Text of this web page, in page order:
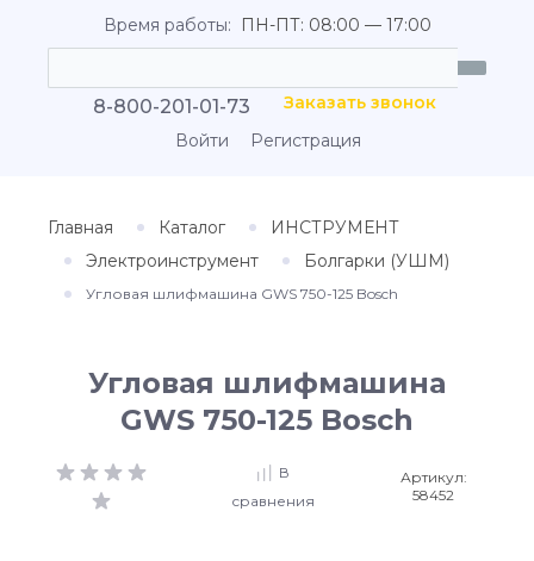
Время работы: ПН-ПТ: 08:00 — 17:00
8-800-201-01-73
Заказать звонок
Войти
Регистрация
Главная Каталог
ИНСТРУМЕНТ
Электроинструмент
Болгарки (УШМ)
Угловая шлифмашина GWS 750-125 Bosch
Угловая шлифмашина
GWS 750-125 Bosch
В
сравнения
Артикул:
58452